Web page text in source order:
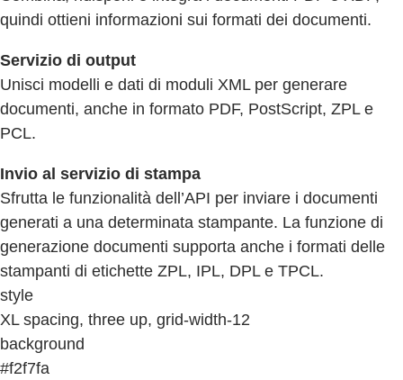
quindi ottieni informazioni sui formati dei documenti.
Servizio di output
Unisci modelli e dati di moduli XML per generare
documenti, anche in formato PDF, PostScript, ZPL e
PCL.
Invio al servizio di stampa
Sfrutta le funzionalità dell’API per inviare i documenti
generati a una determinata stampante. La funzione di
generazione documenti supporta anche i formati delle
stampanti di etichette ZPL, IPL, DPL e TPCL.
style
XL spacing, three up, grid-width-12
background
#f2f7fa